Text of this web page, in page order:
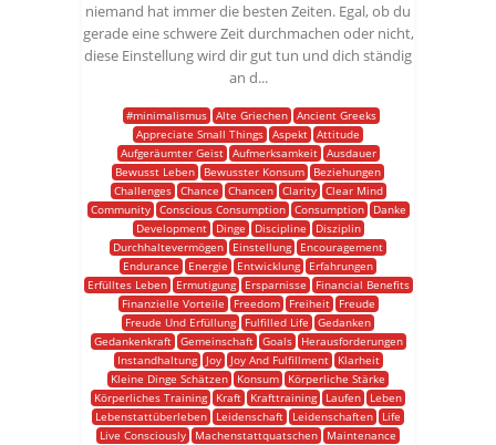
niemand hat immer die besten Zeiten. Egal, ob du
gerade eine schwere Zeit durchmachen oder nicht,
diese Einstellung wird dir gut tun und dich ständig
an d...
#minimalismus Alte Griechen
Ancient Greeks
Appreciate Small Things Aspekt Attitude
Aufgeräumter Geist
Aufmerksamkeit
Ausdauer
Bewusst Leben
Bewusster Konsum
Beziehungen
Challenges
Chance Chancen Clarity
Clear Mind
Community
Conscious Consumption Consumption
Danke
Development
Dinge Discipline
Disziplin
Durchhaltevermögen
Einstellung
Encouragement
Endurance
Energie Entwicklung
Erfahrungen
Erfülltes Leben
Ermutigung Ersparnisse
Financial Benefits
Finanzielle Vorteile
Freedom Freiheit
Freude
Freude Und Erfüllung
Fulfilled Life
Gedanken
Gedankenkraft
Gemeinschaft Goals
Herausforderungen
Instandhaltung
Joy Joy And Fulfillment
Klarheit
Kleine Dinge Schätzen
Konsum
Körperliche Stärke
Körperliches Training
Kraft Krafttraining Laufen
Leben
Lebenstattüberleben
Leidenschaft Leidenschaften
Life
Live Consciously
Machenstattquatschen
Maintenance